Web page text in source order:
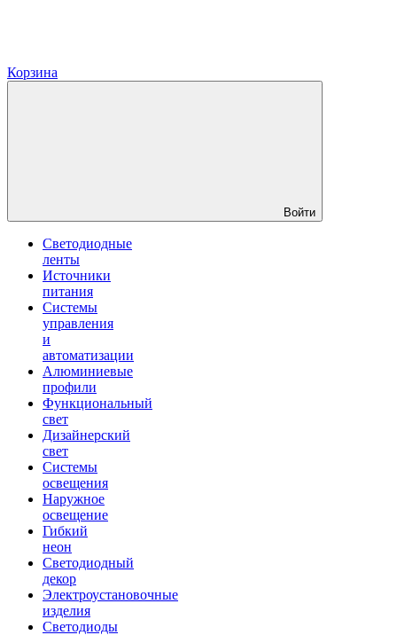
Корзина
Войти
Светодиодные
ленты
Источники
питания
Системы
управления
и
автоматизации
Алюминиевые
профили
Функциональный
свет
Дизайнерский
свет
Системы
освещения
Наружное
освещение
Гибкий
неон
Светодиодный
декор
Электроустановочные
изделия
Светодиоды